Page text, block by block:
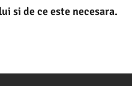
si de ce este necesara.